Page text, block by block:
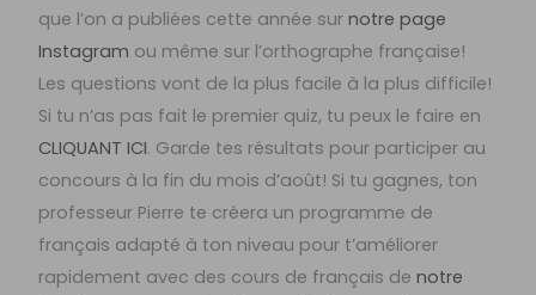
que l’on a publiées cette année surnotre page
Instagram ou même sur l’orthographe française!
Les questions vont de la plus facile à la plus difficile!
Si tu n’as pas fait le premier quiz, tu peux le faire en
CLIQUANT ICI. Garde tes résultats pour participer au
concours à la fin du mois d’août! Si tu gagnes, ton
professeur Pierre te créera un programme de
français adapté à ton niveau pour t’améliorer
rapidement avec des cours de français denotre